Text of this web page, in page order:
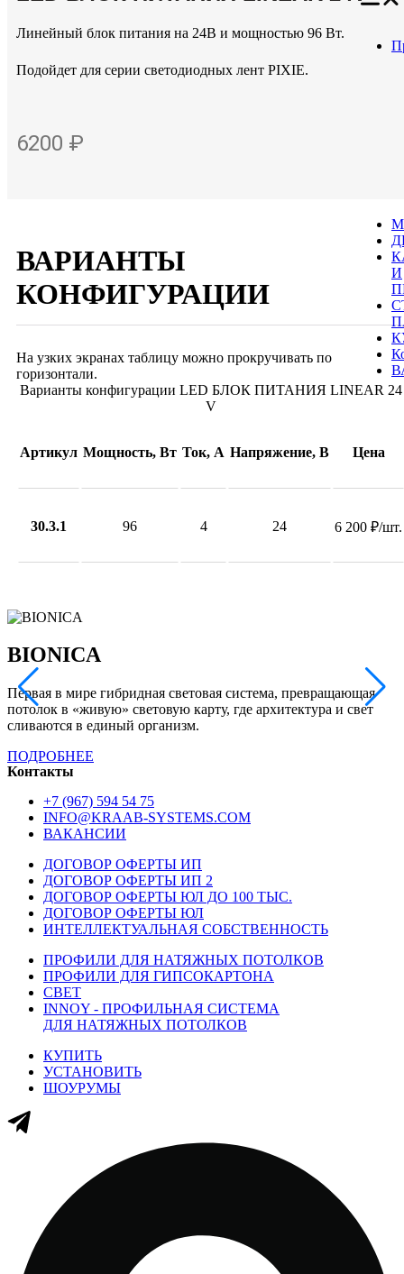
И
Линейный блок питания на 24В и мощностью 96 Вт.
Подойдет для серии светодиодных лент PIXIE.
6200 ₽
ВАРИАНТЫ
КОНФИГУРАЦИИ
На узких экранах таблицу можно прокручивать по
горизонтали.
Варианты конфигурации LED БЛОК ПИТАНИЯ LINEAR 24
V
Артикул Мощность, Вт Ток, А Напряжение, В Цена
30.3.1 96 4 24 6 200 ₽/шт.
BIONICA
Первая в мире гибридная световая система, превращающая
потолок в «живую» световую карту, где архитектура и свет
сливаются в единый организм.
ПОДРОБНЕЕ
Контакты
+7 (967) 594 54 75
INFO@KRAAB-SYSTEMS.COM
ВАКАНСИИ
ДОГОВОР ОФЕРТЫ ИП
ДОГОВОР ОФЕРТЫ ИП 2
ДОГОВОР ОФЕРТЫ ЮЛ ДО 100 ТЫС.
ДОГОВОР ОФЕРТЫ ЮЛ
ИНТЕЛЛЕКТУАЛЬНАЯ СОБСТВЕННОСТЬ
ПРОФИЛИ ДЛЯ НАТЯЖНЫХ ПОТОЛКОВ
ПРОФИЛИ ДЛЯ ГИПСОКАРТОНА
СВЕТ
INNOY - ПРОФИЛЬНАЯ СИСТЕМА
ДЛЯ НАТЯЖНЫХ ПОТОЛКОВ
КУПИТЬ
УСТАНОВИТЬ
ШОУРУМЫ